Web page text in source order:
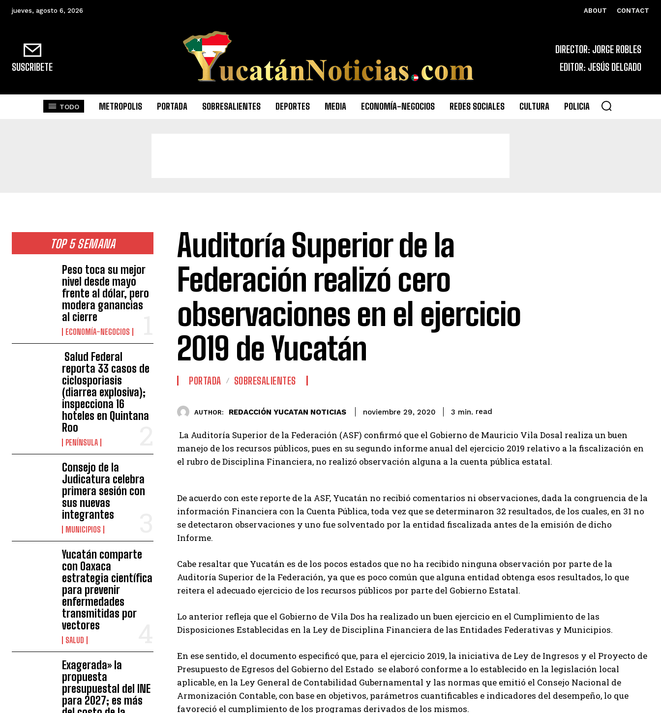
jueves, agosto 6, 2026 ABOUT CONTACT
SUSCRIBETE
DIRECTOR: JORGE ROBLES
EDITOR: JESÚS DELGADO
TODO METROPOLIS PORTADA SOBRESALIENTES DEPORTES MEDIA ECONOMÍA-NEGOCIOS REDES SOCIALES CULTURA POLICIA
TOP 5 SEMANA
Peso toca su mejor
nivel desde mayo
frente al dólar, pero
modera ganancias
al cierre
ECONOMÍA-NEGOCIOS
Salud Federal
reporta 33 casos de
ciclosporiasis
(diarrea explosiva);
inspecciona 16
hoteles en Quintana
Roo
PENÍNSULA
Consejo de la
Judicatura celebra
primera sesión con
sus nuevas
integrantes
MUNICIPIOS
Yucatán comparte
con Oaxaca
estrategia científica
para prevenir
enfermedades
transmitidas por
vectores
SALUD
Exagerada» la
propuesta
presupuestal del INE
para 2027; es más
Auditoría Superior de la
Federación realizó cero
observaciones en el ejercicio
2019 de Yucatán
PORTADA SOBRESALIENTES
AUTHOR: REDACCIÓN YUCATAN NOTICIAS noviembre 29, 2020 3 min. read
La Auditoría Superior de la Federación (ASF) confirmó que el Gobierno de Mauricio Vila Dosal realiza un buen
manejo de los recursos públicos, pues en su segundo informe anual del ejercicio 2019 relativo a la fiscalización en
el rubro de Disciplina Financiera, no realizó observación alguna a la cuenta pública estatal.
De acuerdo con este reporte de la ASF, Yucatán no recibió comentarios ni observaciones, dada la congruencia de la
información Financiera con la Cuenta Pública, toda vez que se determinaron 32 resultados, de los cuales, en 31 no
se detectaron observaciones y uno fue solventado por la entidad fiscalizada antes de la emisión de dicho
Informe.
Cabe resaltar que Yucatán es de los pocos estados que no ha recibido ninguna observación por parte de la
Auditoría Superior de la Federación, ya que es poco común que alguna entidad obtenga esos resultados, lo que
reitera el adecuado ejercicio de los recursos públicos por parte del Gobierno Estatal.
Lo anterior refleja que el Gobierno de Vila Dos ha realizado un buen ejercicio en el Cumplimiento de las
Disposiciones Establecidas en la Ley de Disciplina Financiera de las Entidades Federativas y Municipios.
En ese sentido, el documento especificó que, para el ejercicio 2019, la iniciativa de Ley de Ingresos y el Proyecto de
Presupuesto de Egresos del Gobierno del Estado se elaboró conforme a lo establecido en la legislación local
aplicable, en la Ley General de Contabilidad Gubernamental y las normas que emitió el Consejo Nacional de
Armonización Contable, con base en objetivos, parámetros cuantificables e indicadores del desempeño, lo que
favoreció el cumplimiento de los programas derivados de los mismos.